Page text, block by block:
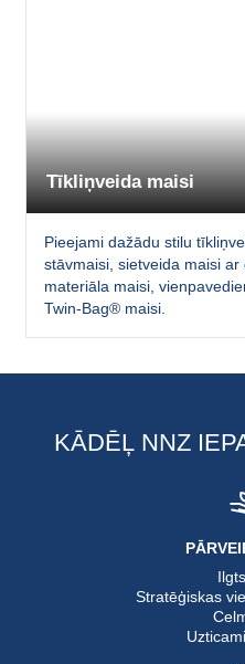
Tīkliņveida maisi
Pieejami dažādu stilu
stāvmaisi, sietveida maisi ar
materiāla maisi,
Twin-Bag® maisi.
KĀDĒĻ NNZ
Stratēģiskas